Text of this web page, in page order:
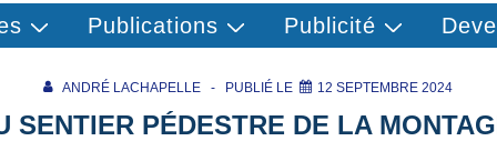
Publications Publicité
ANDRÉ LACHAPELLE PUBLIÉ LE 12 SEPTEMBRE 2024
SENTIER PÉDESTRE DE LA